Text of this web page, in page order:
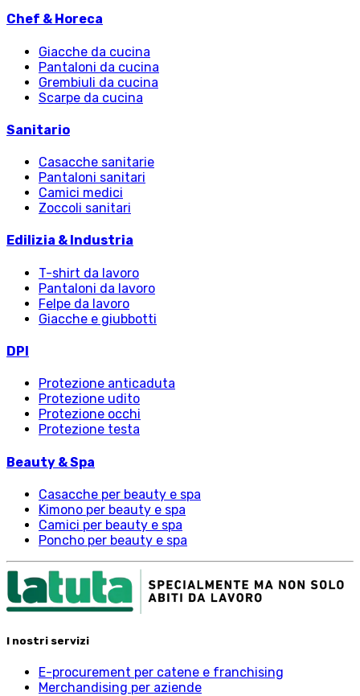
Chef & Horeca
Giacche da cucina
Pantaloni da cucina
Grembiuli da cucina
Scarpe da cucina
Sanitario
Casacche sanitarie
Pantaloni sanitari
Camici medici
Zoccoli sanitari
Edilizia & Industria
T-shirt da lavoro
Pantaloni da lavoro
Felpe da lavoro
Giacche e giubbotti
DPI
Protezione anticaduta
Protezione udito
Protezione occhi
Protezione testa
Beauty & Spa
Casacche per beauty e spa
Kimono per beauty e spa
Camici per beauty e spa
Poncho per beauty e spa
I nostri servizi
E-procurement per catene e franchising
Merchandising per aziende